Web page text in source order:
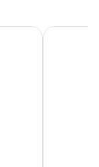
ション ホテル バ
グランデ